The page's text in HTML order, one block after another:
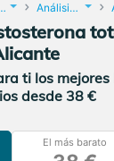
Análisis Clínicos
ti los
desde 38 €
El más barato